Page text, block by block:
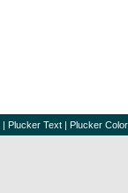
| Plucker Text | Plucker Color